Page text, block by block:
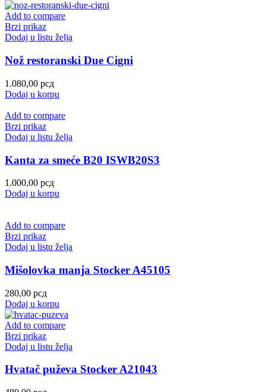
Add to compare
Brzi prikaz
Dodaj u listu želja
Nož restoranski Due Cigni
1.080,00 рсд
Dodaj u korpu
Add to compare
Brzi prikaz
Dodaj u listu želja
Kanta za smeće B20 ISWB20S3
1.000,00 рсд
Dodaj u korpu
Add to compare
Brzi prikaz
Dodaj u listu želja
Mišolovka manja Stocker A45105
280,00 рсд
Dodaj u korpu
Add to compare
Brzi prikaz
Dodaj u listu želja
Hvatač puževa Stocker A21043